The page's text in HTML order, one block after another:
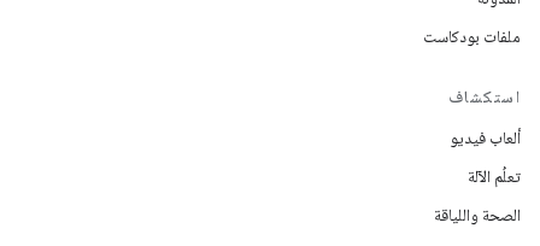
ملفات بودكاست
استكشاف
ألعاب فيديو
تعلُم الآلة
الصحة واللياقة